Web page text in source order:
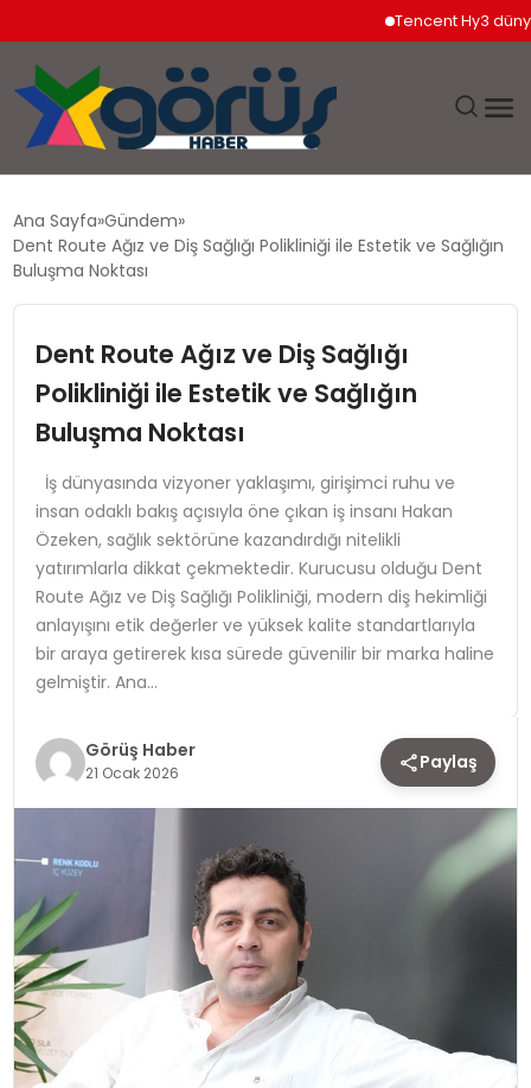
Tencent Hy3 dünya
EKONOMI
MAGAZIN
SAĞLIK
SPOR
TEKNOLOJI
YAŞAM
Ana Sayfa Gündem
Dent Route Ağız ve Diş Sağlığı Polikliniği ile Estetik ve Sağlığın
Buluşma Noktası
Dent Route Ağız ve Diş Sağlığı
Polikliniği ile Estetik ve Sağlığın
Buluşma Noktası
İş dünyasında vizyoner yaklaşımı, girişimci ruhu ve
insan odaklı bakış açısıyla öne çıkan iş insanı Hakan
Özeken, sağlık sektörüne kazandırdığı nitelikli
yatırımlarla dikkat çekmektedir. Kurucusu olduğu Dent
Route Ağız ve Diş Sağlığı Polikliniği, modern diş hekimliği
anlayışını etik değerler ve yüksek kalite standartlarıyla
bir araya getirerek kısa sürede güvenilir bir marka haline
gelmiştir. Ana…
Görüş Haber
21 Ocak 2026 Paylaş